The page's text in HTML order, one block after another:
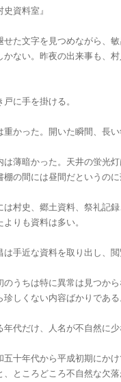
資料室』
た文字を見つめながら、
かない。昨夜の出来事も、
に手を掛ける。
かった。開いた瞬間、長い
薄暗かった。天井の蛍光
棚の間には昼間だというのに
村史、郷土資料、祭礼記
よりも資料は多い。
手近な資料を取り出し、閲
うちは特に異常は見つか
珍しくない内容ばかりであ
代だけ、人名が不自然に少
十年代から平成初期にか
、ところどころ不自然な欠落